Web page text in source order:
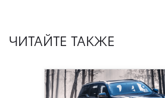
ЧИТАЙТЕ ТАКЖЕ